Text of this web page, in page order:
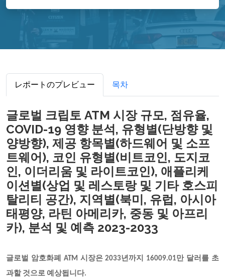
レポートのプレビュー 목차
글로벌 크립토 ATM 시장 규모, 점유율,
COVID-19 영향 분석, 유형별(단방향 및
양방향), 제공 항목별(하드웨어 및 소프
트웨어), 코인 유형별(비트코인, 도지코
인, 이더리움 및 라이트코인), 애플리케
이션별(상업 및 레스토랑 및 기타 호스피
탈리티 공간), 지역별(북미, 유럽, 아시아
태평양, 라틴 아메리카, 중동 및 아프리
카), 분석 및 예측 2023-2033
글로벌 암호화폐
ATM 시장은 2033년까지 16009.01만 달러를 초
과할 것으로 예상됩니다.